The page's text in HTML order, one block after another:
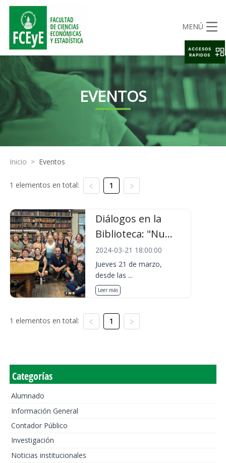
MENÚ
EVENTOS
Inicio > Eventos
1 elementos en total: 1
Diálogos en la
Biblioteca: "Nu...
2024-03-21 18:00:00
Jueves 21 de marzo,
desde las ...
Leer más
1 elementos en total: 1
Categorías
Alumnado
Información General
Contador Público
Investigación
Noticias institucionales
ACCESOS
RAPIDOS